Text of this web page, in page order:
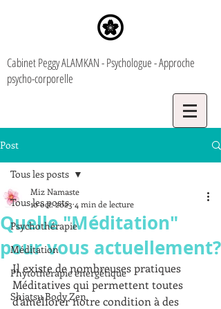
Cabinet Peggy ALAMKAN - Psychologue - Approche
psycho-corporelle
Post
Tous les posts
Psychothérapie
Méditation
Phytothérapie énergétique
Shiatsu Body Zen
Tous les posts
Quelle "Méditation"
pour vous actuellement?
Miz Namaste
10 oct. 2023 4 min de lecture
Il existe de nombreuses pratiques
Méditatives qui permettent toutes
d'améliorer notre condition à des